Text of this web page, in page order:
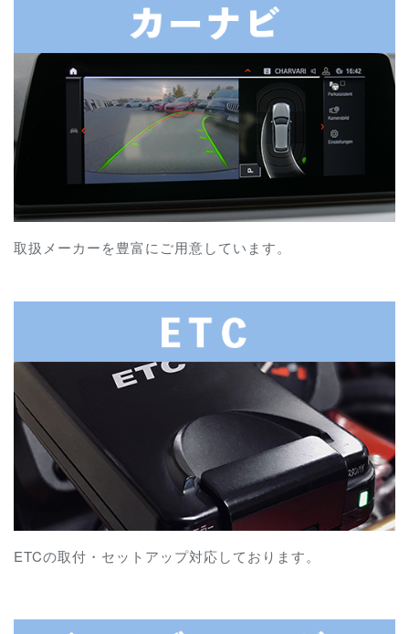
取扱メーカーを豊富にご用意しています。
ETCの取付・セットアップ対応しております。